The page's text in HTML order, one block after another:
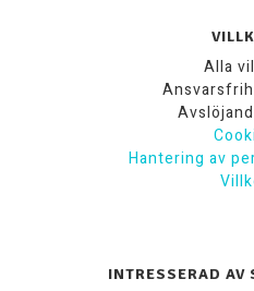
Alla
Hantering av
INTRESSERAD AV